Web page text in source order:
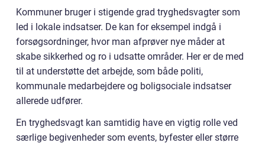
Kommuner bruger i stigende grad tryghedsvagter som
led i lokale indsatser. De kan for eksempel indgå i
forsøgsordninger, hvor man afprøver nye måder at
skabe sikkerhed og ro i udsatte områder. Her er de med
til at understøtte det arbejde, som både politi,
kommunale medarbejdere og boligsociale indsatser
allerede udfører.
En tryghedsvagt kan samtidig have en vigtig rolle ved
særlige begivenheder som events, byfester eller større